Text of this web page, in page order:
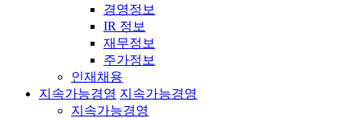
경영정보
IR 정보
재무정보
주가정보
인재채용
지속가능경영 지속가능경영
지속가능경영